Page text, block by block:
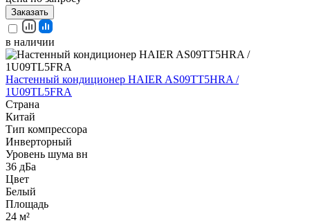
Заказать
в наличии
Настенный кондиционер HAIER AS09TT5HRA /
1U09TL5FRA
Страна
Китай
Тип компрессора
Инверторный
Уровень шума вн
36 дБа
Цвет
Белый
Площадь
24 м²